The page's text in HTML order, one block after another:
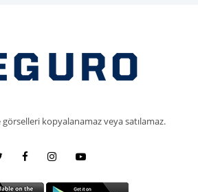
kopyalanamaz veya satılamaz.